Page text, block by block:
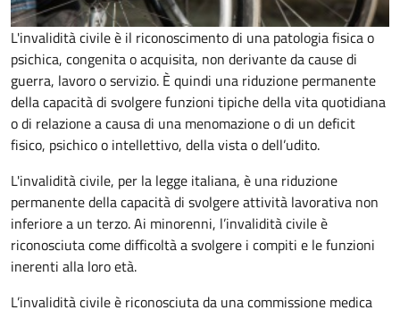
L'invalidità civile è il riconoscimento di una patologia fisica o
psichica, congenita o acquisita, non derivante da cause di
guerra, lavoro o servizio. È quindi una riduzione permanente
della capacità di svolgere funzioni tipiche della vita quotidiana
o di relazione a causa di una menomazione o di un deficit
fisico, psichico o intellettivo, della vista o dell’udito.
L'invalidità civile, per la legge italiana, è una riduzione
permanente della capacità di svolgere attività lavorativa non
inferiore a un terzo. Ai minorenni, l’invalidità civile è
riconosciuta come difficoltà a svolgere i compiti e le funzioni
inerenti alla loro età.
L’invalidità civile è riconosciuta da una commissione medica